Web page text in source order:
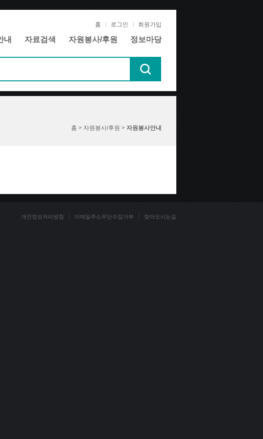
홈 로그인 회원가입
내 자료검색 자원봉사/후원 정보마당
홈 > 자원봉사/후원 > 자원봉사안내
개인정보처리방침 이메일주소무단수집거부 찾아오시는길